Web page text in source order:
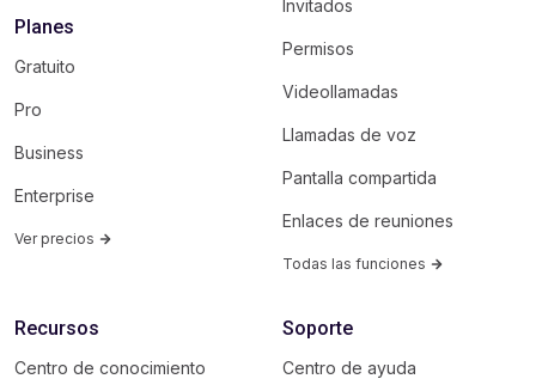
Planes
Gratuito
Pro
Business
Enterprise
Ver precios
Invitados
Permisos
Videollamadas
Llamadas de voz
Pantalla compartida
Enlaces de reuniones
Todas las funciones
Recursos
Centro de conocimiento
Soporte
Centro de ayuda